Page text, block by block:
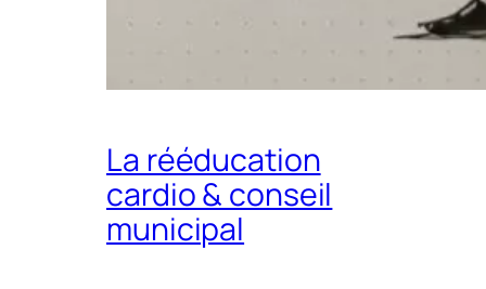
La rééducation
cardio & conseil
municipal